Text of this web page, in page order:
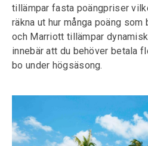
tillämpar fasta poängpriser
räkna ut hur många poäng
och Marriott tillämpar
innebär att du behöver betala
bo under högsäsong.